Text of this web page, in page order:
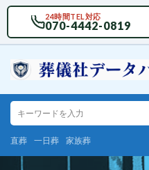
24時間TEL対応
070-4442-0819
直葬 一日葬 家族葬